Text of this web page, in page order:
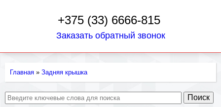
+375 (33) 6666-815
Заказать обратный звонок
Вы
здесь
Главная » Задняя крышка